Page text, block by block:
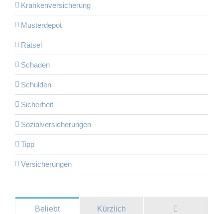
Krankenversicherung
Musterdepot
Rätsel
Schaden
Schulden
Sicherheit
Sozialversicherungen
Tipp
Versicherungen
Beliebt Kürzlich